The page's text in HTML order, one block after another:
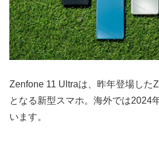
Zenfone 11 Ultraは、昨年登場した
となる新型スマホ。海外では2024
います。